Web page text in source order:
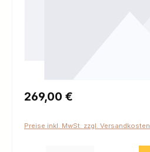
Regulärer Preis:
269,00 €
Preise inkl. MwSt. zzgl. Versandkosten